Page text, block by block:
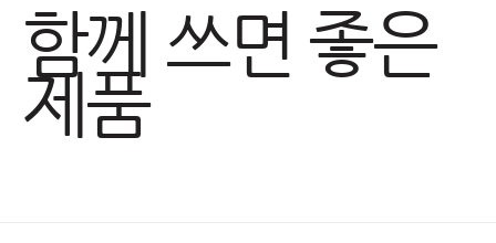
함께 쓰면 좋은
제품